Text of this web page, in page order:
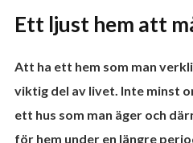
Ett ljust hem att
Att ha ett hem som man
viktig del av livet. Inte minst
ett hus som man äger och
för hem under en längre